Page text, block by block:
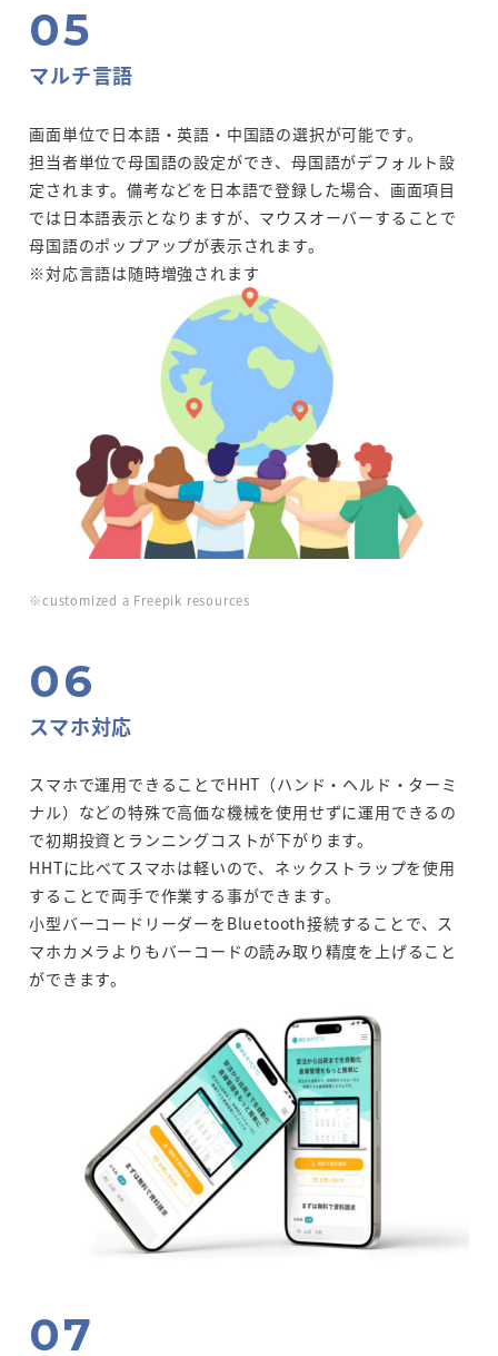
※customized a Freepik resources
マルチ言語
画面単位で日本語・英語・中国語の選択が可能です。
担当者単位で母国語の設定ができ、母国語がデフォルト設
定されます。備考などを日本語で登録した場合、画面項目
では日本語表示となりますが、マウスオーバーすることで
母国語のポップアップが表示されます。
※対応言語は随時増強されます
スマホ対応
スマホで運用できることでHHT（ハンド・ヘルド・ターミ
ナル）などの特殊で高価な機械を使用せずに運用できるの
で初期投資とランニングコストが下がります。
HHTに比べてスマホは軽いので、ネックストラップを使用
することで両手で作業する事ができます。
小型バーコードリーダーをBluetooth接続することで、ス
マホカメラよりもバーコードの読み取り精度を上げること
ができます。